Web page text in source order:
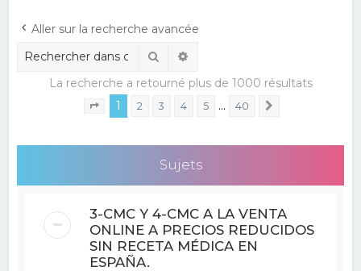
Aller sur la recherche avancée
Rechercher
La recherche a retourné plus de 1000 résultats
Page sur 40
1 2 3 4 5 … 40
Sujets
3-CMC Y 4-CMC A LA VENTA
ONLINE A PRECIOS REDUCIDOS
SIN RECETA MÉDICA EN
ESPAÑA.